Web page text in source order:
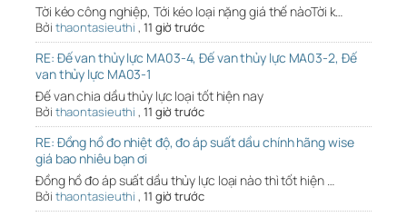
Tời kéo công nghiệp, Tới kéo loại nặng giá thế nàoTời k…
Bởi thaontasieuthi , 11 giờ trước
RE: Đế van thủy lực MA03-4, Đế van thủy lực MA03-2, Đế
van thủy lực MA03-1
Đế van chia dầu thủy lực loại tốt hiện nay
Bởi thaontasieuthi , 11 giờ trước
RE: Đồng hồ đo nhiệt độ, đo áp suất dầu chính hãng wise
giá bao nhiêu bạn ơi
Đồng hồ đo áp suất dầu thủy lực loại nào thì tốt hiện …
Bởi thaontasieuthi , 11 giờ trước